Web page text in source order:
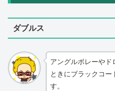
ダブルス
アングルボレーやド
ときにブラックコ
す。